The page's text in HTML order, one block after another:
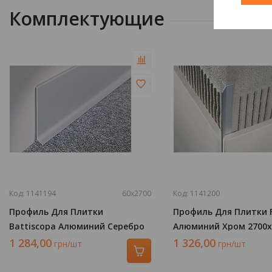
Комплектующие
Код: 1141194 60х2700
Профиль Для Плитки
Battiscopa Алюминий Серебро
2700х60 BA 600 ASN
1 284,00 грн/шт
Код: 1141200
Профиль Для Плитки
Алюминий Хром
ASB
1 326,00 грн/шт